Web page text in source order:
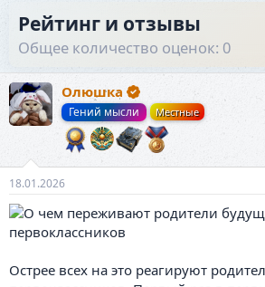
о
р
е
м
ы
а
н
ч
а
л
а
и
Рейтинг и отзывы
Общее количество оценок: 0
Олюшка
Гений мысли Местные
18.01.2026
Острее всех на это реагируют